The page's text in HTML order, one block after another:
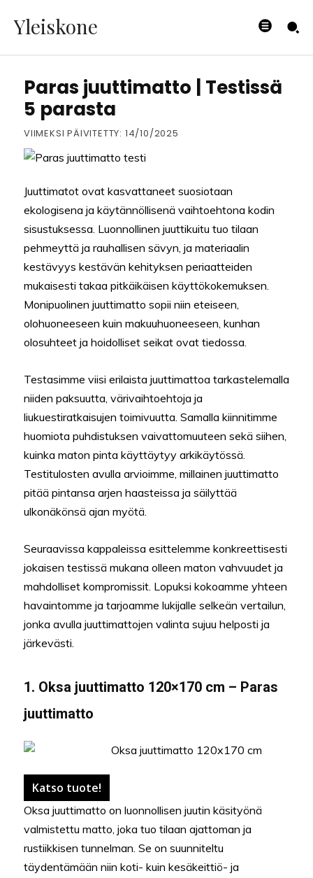
Yleiskone
HUONEKALUT
Paras juuttimatto | Testissä
5 parasta
VIIMEKSI PÄIVITETTY: 14/10/2025
Juuttimatot ovat kasvattaneet suosiotaan
ekologisena ja käytännöllisenä vaihtoehtona kodin
sisustuksessa. Luonnollinen juuttikuitu tuo tilaan
pehmeyttä ja rauhallisen sävyn, ja materiaalin
kestävyys kestävän kehityksen periaatteiden
mukaisesti takaa pitkäikäisen käyttökokemuksen.
Monipuolinen juuttimatto sopii niin eteiseen,
olohuoneeseen kuin makuuhuoneeseen, kunhan
olosuhteet ja hoidolliset seikat ovat tiedossa.
Testasimme viisi erilaista juuttimattoa tarkastelemalla
niiden paksuutta, värivaihtoehtoja ja
liukuestiratkaisujen toimivuutta. Samalla kiinnitimme
huomiota puhdistuksen vaivattomuuteen sekä siihen,
kuinka maton pinta käyttäytyy arkikäytössä.
Testitulosten avulla arvioimme, millainen juuttimatto
pitää pintansa arjen haasteissa ja säilyttää
ulkonäkönsä ajan myötä.
Seuraavissa kappaleissa esittelemme konkreettisesti
jokaisen testissä mukana olleen maton vahvuudet ja
mahdolliset kompromissit. Lopuksi kokoamme yhteen
havaintomme ja tarjoamme lukijalle selkeän vertailun,
jonka avulla juuttimattojen valinta sujuu helposti ja
järkevästi.
1. Oksa juuttimatto 120×170 cm – Paras
juuttimatto
Katso tuote!
Oksa juuttimatto on luonnollisen juutin käsityönä
valmistettu matto, joka tuo tilaan ajattoman ja
rustiikkisen tunnelman. Se on suunniteltu
täydentämään niin koti- kuin kesäkeittiö- ja